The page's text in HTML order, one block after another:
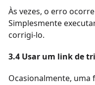
Às vezes, o erro
Simplesmente
corrigi-lo.
3.4 Usar um link de
Ocasionalmente, uma